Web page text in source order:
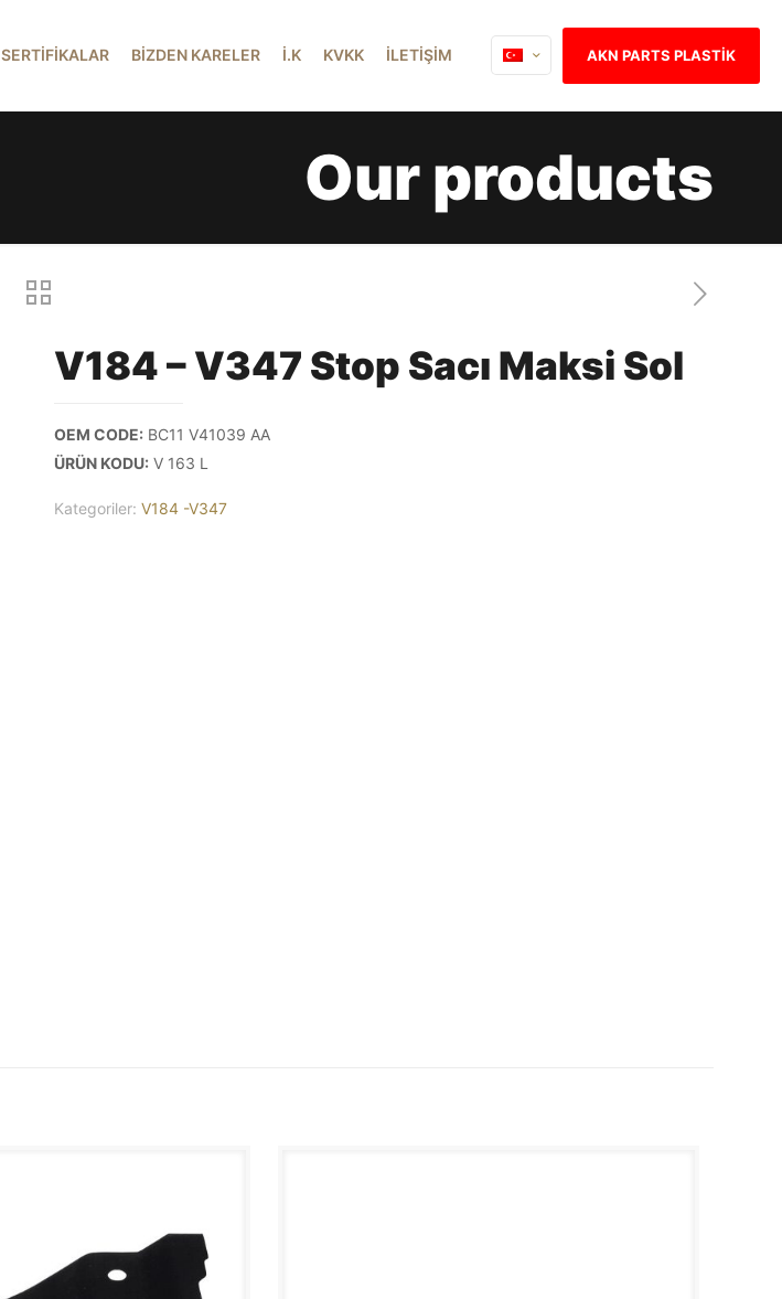
SERTİFİKALAR BİZDEN KARELER İ.K KVKK İLETİŞİM AKN PARTS PLASTİK
Our products
V184 – V347 Stop Sacı Maksi Sol
OEM CODE: BC11 V41039 AA
ÜRÜN KODU: V 163 L
Kategoriler: V184 -V347